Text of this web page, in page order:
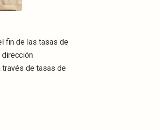
fin de las tasas de
dirección
través de tasas de